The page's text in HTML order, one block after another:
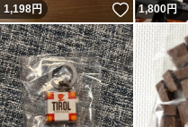
1,198円 いいね！
1,800円